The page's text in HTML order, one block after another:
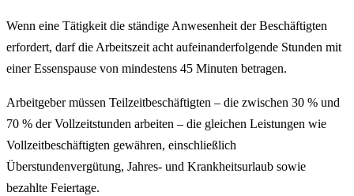
Wenn eine Tätigkeit die ständige Anwesenheit der Beschäftigten
erfordert, darf die Arbeitszeit acht aufeinanderfolgende Stunden mit
einer Essenspause von mindestens 45 Minuten betragen.
Arbeitgeber müssen Teilzeitbeschäftigten – die zwischen 30 % und
70 % der Vollzeitstunden arbeiten – die gleichen Leistungen wie
Vollzeitbeschäftigten gewähren, einschließlich
Überstundenvergütung, Jahres- und Krankheitsurlaub sowie
bezahlte Feiertage.